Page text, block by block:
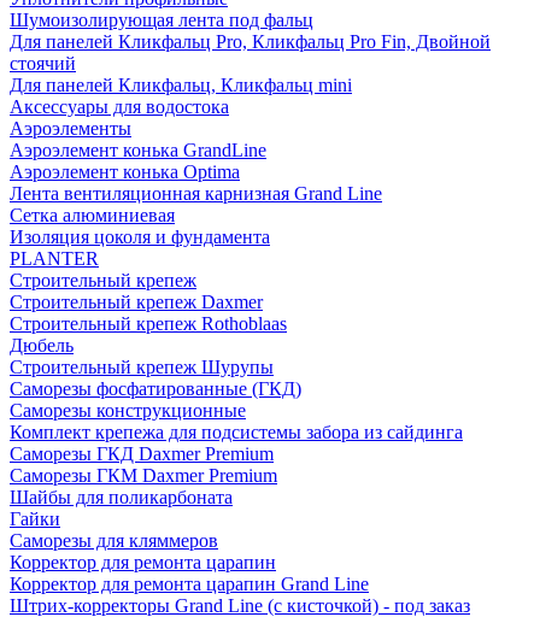
Шумоизолирующая лента под фальц
Для панелей Кликфальц Pro, Кликфальц Pro Fin, Двойной
стоячий
Для панелей Кликфальц, Кликфальц mini
Аксессуары для водостока
Аэроэлементы
Аэроэлемент конька GrandLine
Аэроэлемент конька Optima
Лента вентиляционная карнизная Grand Line
Сетка алюминиевая
Изоляция цоколя и фундамента
PLANTER
Строительный крепеж
Строительный крепеж Daxmer
Строительный крепеж Rothoblaas
Дюбель
Строительный крепеж Шурупы
Саморeзы фосфатированные (ГКД)
Саморезы конструкционные
Комплект крепежа для подсистемы забора из сайдинга
Саморезы ГКД Daxmer Premium
Саморезы ГКМ Daxmer Premium
Шайбы для поликарбоната
Гайки
Саморезы для кляммеров
Корректор для ремонта царапин
Корректор для ремонта царапин Grand Line
Штрих-корректоры Grand Line (с кисточкой) - под заказ